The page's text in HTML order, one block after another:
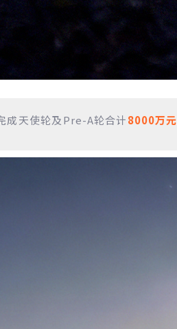
成天使轮及Pre-A轮合计8000万元